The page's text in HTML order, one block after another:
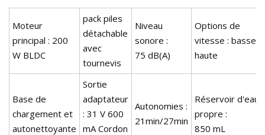
Moteur
principal : 200
W BLDC
pack piles
détachable
avec
tournevis
Niveau
sonore :
75 dB(A)
Options de
vitesse : basse-
haute
Base de
chargement et
autonettoyante
Sortie
adaptateur
: 31 V 600
mA Cordon
Autonomies :
21min/27min
Réservoir d'eau
propre :
850 mL